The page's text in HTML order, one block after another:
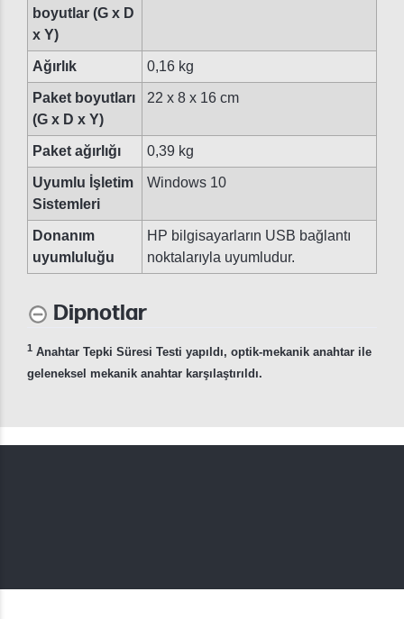
boyutlar (G x D
x Y)
Ağırlık 0,16 kg
Paket boyutları
(G x D x Y)
22 x 8 x 16 cm
Paket ağırlığı 0,39 kg
Uyumlu İşletim
Sistemleri
Windows 10
Donanım
uyumluluğu
HP bilgisayarların USB bağlantı
noktalarıyla uyumludur.
Dipnotlar
1 Anahtar Tepki Süresi Testi yapıldı, optik-mekanik anahtar ile
geleneksel mekanik anahtar karşılaştırıldı.